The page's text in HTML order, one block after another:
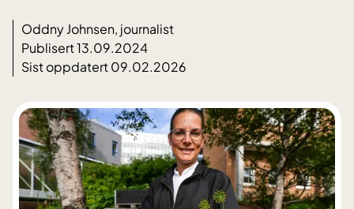
Oddny Johnsen, journalist
Publisert 13.09.2024
Sist oppdatert 09.02.2026